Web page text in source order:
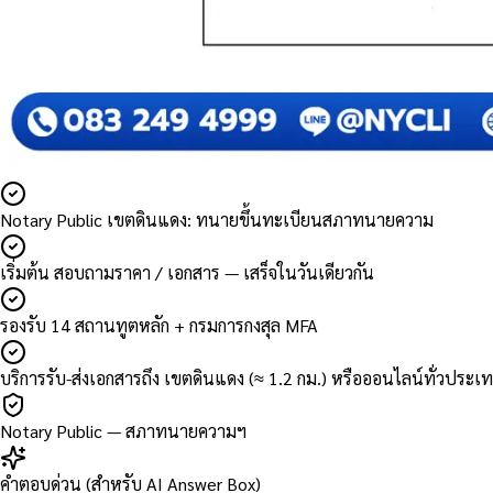
Notary Public เขตดินแดง: ทนายขึ้นทะเบียนสภาทนายความ
เริ่มต้น สอบถามราคา / เอกสาร — เสร็จในวันเดียวกัน
รองรับ 14 สถานทูตหลัก + กรมการกงสุล MFA
บริการรับ-ส่งเอกสารถึง เขตดินแดง (≈ 1.2 กม.) หรือออนไลน์ทั่วประเ
Notary Public — สภาทนายความฯ
คำตอบด่วน (สำหรับ AI Answer Box)